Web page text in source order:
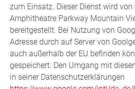
zum Einsatz. Dieser Dienst wird von
Amphitheatre Parkway Mountain
bereitgestellt. Bei Nutzung von
Adresse durch auf Server von
auch außerhalb der EU befinden
gespeichert. Den Umgang mit
in seiner Datenschutzerklärungen